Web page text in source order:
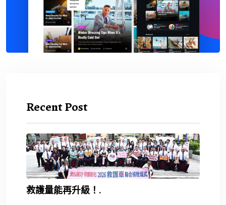
Recent Post
救護量能再升級！.